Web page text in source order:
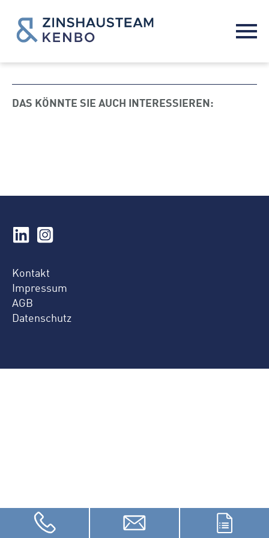
DAS KÖNNTE SIE AUCH INTERESSIEREN:
Kontakt
Impressum
AGB
Datenschutz